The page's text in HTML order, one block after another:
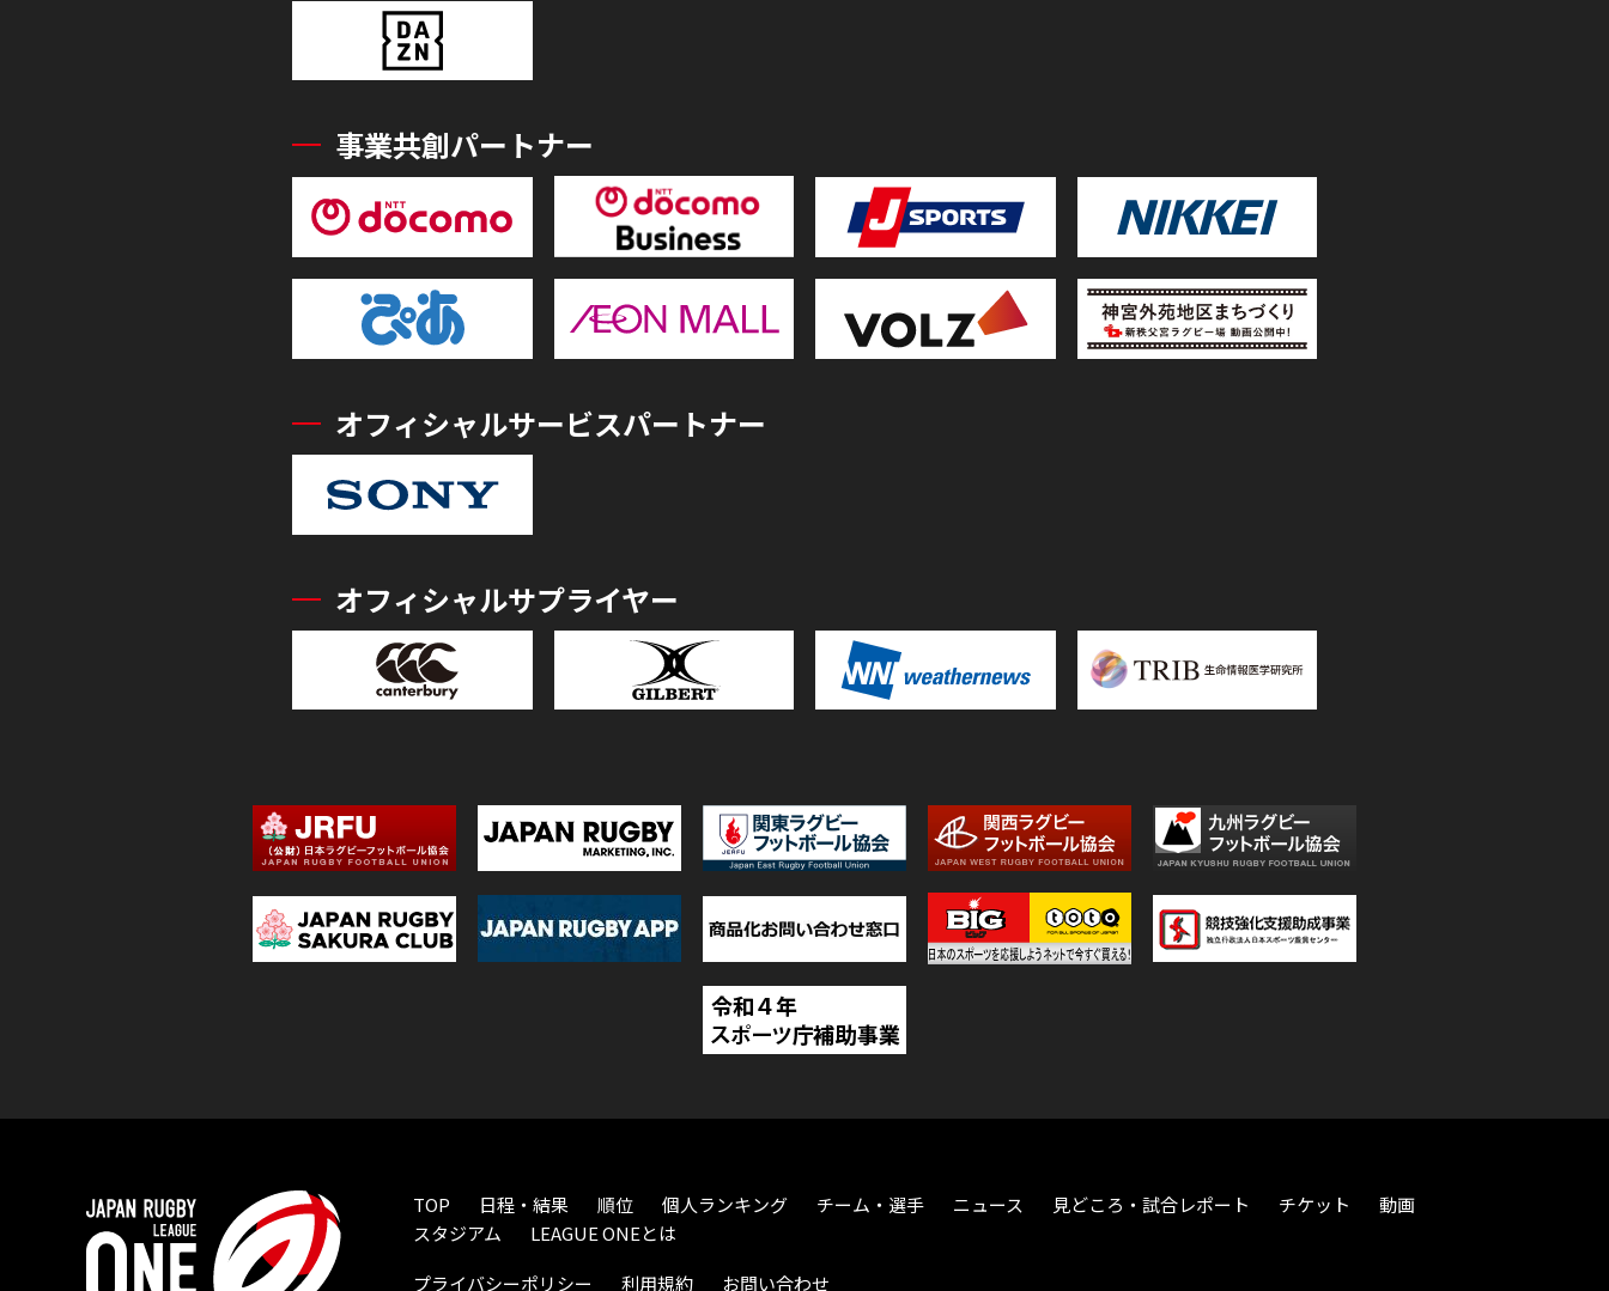
事業共創パートナー
オフィシャルサービスパートナー
オフィシャルサプライヤー
TOP 日程・結果 順位 個人ランキング チーム・選手 ニュース 見どころ・試合レポート チケット
動画
スタジアム
LEAGUE ONEとは
プライバシーポリシー
利用規約 お問い合わせ